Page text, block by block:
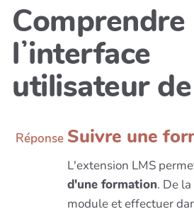
Comprendre
lʼinterface
utilisateur
Réponse Suivre une
L'extension LMS
d'une formation. De
module et effectuer